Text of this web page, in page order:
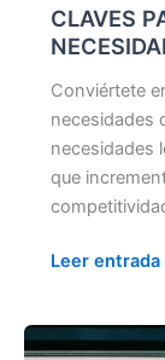
CLAVES
Conviértete
necesidades
necesidades
que
Leer entrada
ADMINISTRA